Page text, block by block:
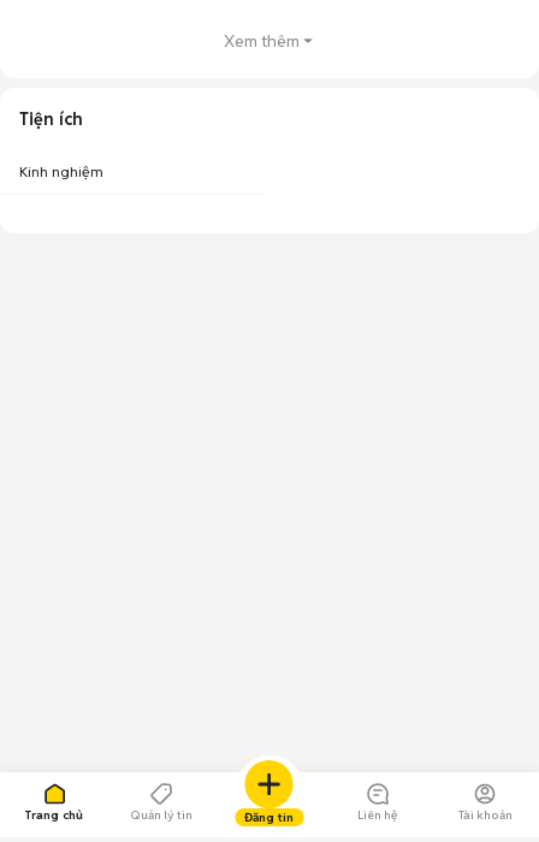
Trang chủ Quản lý tin Đăng tin Liên hệ Tài khoản
Xem thêm
Tiện ích
Kinh nghiệm